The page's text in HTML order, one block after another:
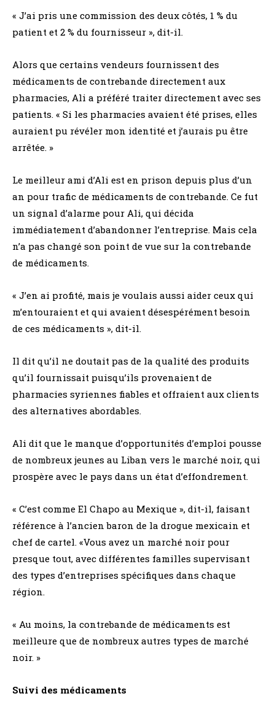
« J’ai pris une commission des deux côtés, 1 % du
patient et 2 % du fournisseur », dit-il.
Alors que certains vendeurs fournissent des
médicaments de contrebande directement aux
pharmacies, Ali a préféré traiter directement avec ses
patients. « Si les pharmacies avaient été prises, elles
auraient pu révéler mon identité et j’aurais pu être
arrêtée. »
Le meilleur ami d’Ali est en prison depuis plus d’un
an pour trafic de médicaments de contrebande. Ce fut
un signal d’alarme pour Ali, qui décida
immédiatement d’abandonner l’entreprise. Mais cela
n’a pas changé son point de vue sur la contrebande
de médicaments.
« J’en ai profité, mais je voulais aussi aider ceux qui
m’entouraient et qui avaient désespérément besoin
de ces médicaments », dit-il.
Il dit qu’il ne doutait pas de la qualité des produits
qu’il fournissait puisqu’ils provenaient de
pharmacies syriennes fiables et offraient aux clients
des alternatives abordables.
Ali dit que le manque d’opportunités d’emploi pousse
de nombreux jeunes au Liban vers le marché noir, qui
prospère avec le pays dans un état d’effondrement.
« C’est comme El Chapo au Mexique », dit-il, faisant
référence à l’ancien baron de la drogue mexicain et
chef de cartel. «Vous avez un marché noir pour
presque tout, avec différentes familles supervisant
des types d’entreprises spécifiques dans chaque
région.
« Au moins, la contrebande de médicaments est
meilleure que de nombreux autres types de marché
noir. »
Suivi des médicaments